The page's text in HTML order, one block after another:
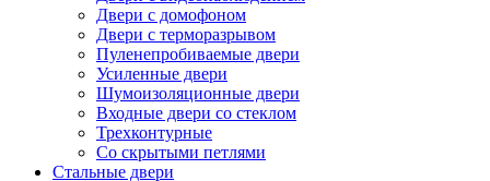
Двери с домофоном
Двери с терморазрывом
Пуленепробиваемые двери
Усиленные двери
Шумоизоляционные двери
Входные двери со стеклом
Трехконтурные
Со скрытыми петлями
Стальные двери